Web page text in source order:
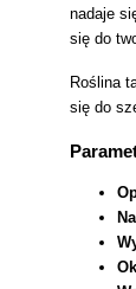
nadaje
się do
Roślina
się do